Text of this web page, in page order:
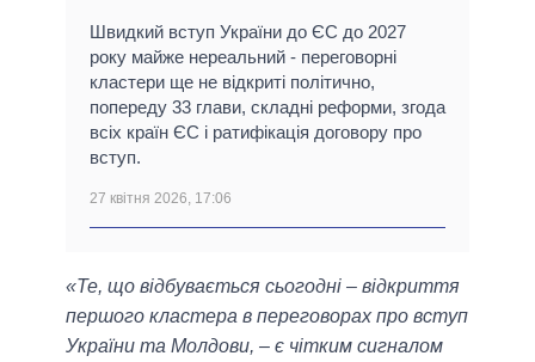
Швидкий вступ України до ЄС до 2027
року майже нереальний - переговорні
кластери ще не відкриті політично,
попереду 33 глави, складні реформи, згода
всіх країн ЄС і ратифікація договору про
вступ.
27 квітня 2026, 17:06
«Те, що відбувається сьогодні – відкриття
першого кластера в переговорах про вступ
України та Молдови, – є чітким сигналом